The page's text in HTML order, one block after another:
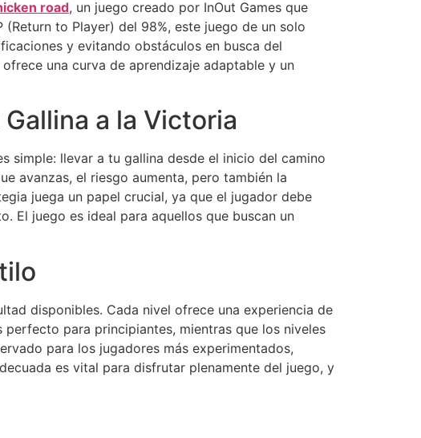
road, un juego creado por InOut Games que
to Player) del 98%, este juego de un solo
y evitando obstáculos en busca del
una curva de aprendizaje adaptable y un
a la Victoria
simple: llevar a tu gallina desde el inicio del camino
avanzas, el riesgo aumenta, pero también la
juega un papel crucial, ya que el jugador debe
El juego es ideal para aquellos que buscan un
disponibles. Cada nivel ofrece una experiencia de
para principiantes, mientras que los niveles
para los jugadores más experimentados,
es vital para disfrutar plenamente del juego, y